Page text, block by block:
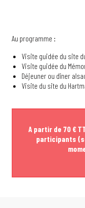
Au programme :
Visite guidée du site
Visite guidée du
Déjeuner ou dîner
Visite du site du
A partir de 70 €
participants